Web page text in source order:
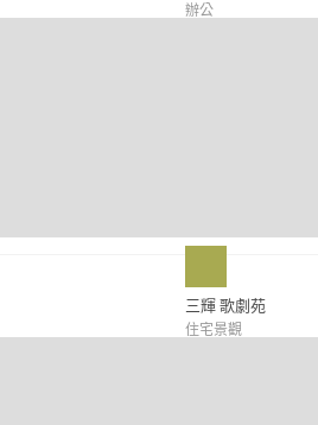
辦公
三輝 歌劇苑
住宅景觀